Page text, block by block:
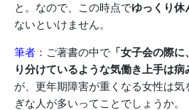
と。なので、この時点でゆっくり休
ないといけません。
筆者 ：ご著書の中で 「女子会の際
り分けているような気働き上手は病
が、更年期障害が重くなる女性は
ぎな人が多いってことでしょうか。